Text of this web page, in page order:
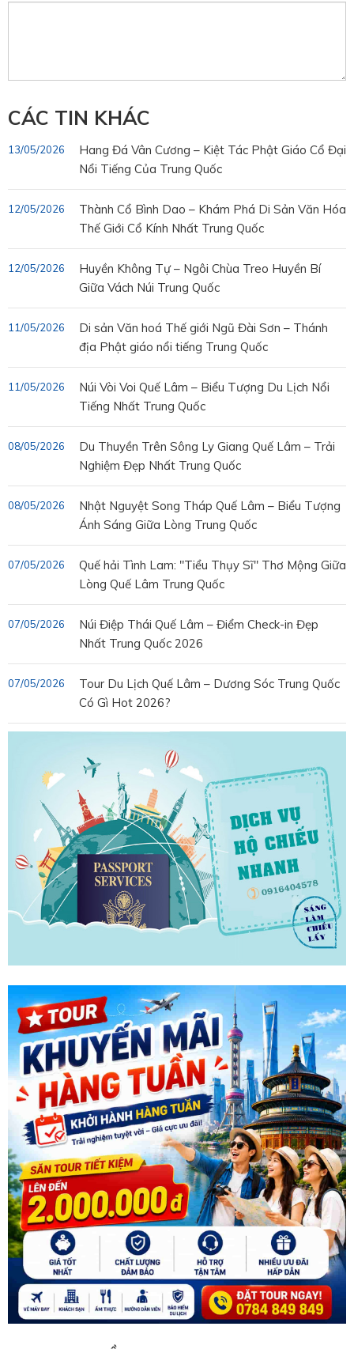
CÁC TIN KHÁC
Hang Đá Vân Cương – Kiệt Tác Phật Giáo Cổ Đại
Nổi Tiếng Của Trung Quốc
13/05/2026
Thành Cổ Bình Dao – Khám Phá Di Sản Văn Hóa
Thế Giới Cổ Kính Nhất Trung Quốc
12/05/2026
Huyền Không Tự – Ngôi Chùa Treo Huyền Bí
Giữa Vách Núi Trung Quốc
12/05/2026
Di sản Văn hoá Thế giới Ngũ Đài Sơn – Thánh
địa Phật giáo nổi tiếng Trung Quốc
11/05/2026
Núi Vòi Voi Quế Lâm – Biểu Tượng Du Lịch Nổi
Tiếng Nhất Trung Quốc
11/05/2026
Du Thuyền Trên Sông Ly Giang Quế Lâm – Trải
Nghiệm Đẹp Nhất Trung Quốc
08/05/2026
Nhật Nguyệt Song Tháp Quế Lâm – Biểu Tượng
Ánh Sáng Giữa Lòng Trung Quốc
08/05/2026
Quế hải Tình Lam: "Tiểu Thụy Sĩ" Thơ Mộng Giữa
Lòng Quế Lâm Trung Quốc
07/05/2026
Núi Điệp Thái Quế Lâm – Điểm Check-in Đẹp
Nhất Trung Quốc 2026
07/05/2026
Tour Du Lịch Quế Lâm – Dương Sóc Trung Quốc
Có Gì Hot 2026?
07/05/2026